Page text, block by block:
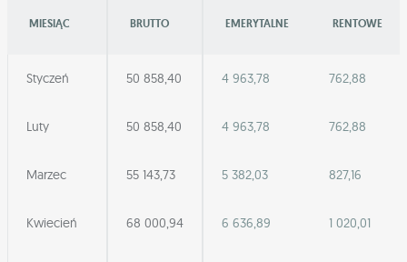
MIESIĄC BRUTTO EMERYTALNE RENTOWE
Styczeń 50 858,40 4 963,78 762,88
Luty 50 858,40 4 963,78 762,88
Marzec 55 143,73 5 382,03 827,16
Kwiecień 68 000,94 6 636,89 1 020,01